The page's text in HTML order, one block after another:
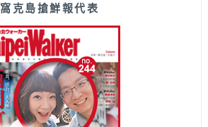
窩克島搶鮮報代表